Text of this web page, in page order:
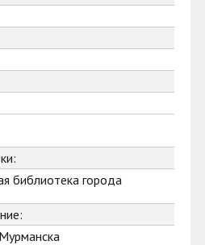
библиотека города